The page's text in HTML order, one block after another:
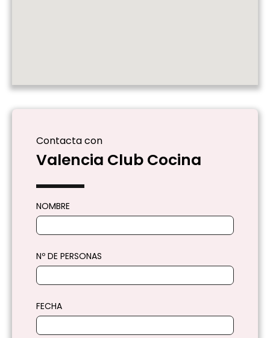
Contacta con
Valencia Club Cocina
NOMBRE
Nº DE PERSONAS
FECHA